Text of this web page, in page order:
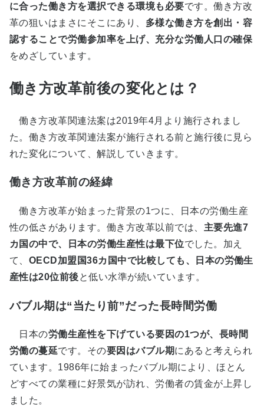
に合った働き方を選択できる環境も必要です。働き方改
革の狙いはまさにそこにあり、 多様な働き方を創出・容
認することで労働参加率を上げ、充分な労働人口の確保
をめざしています。
働き方改革前後の変化とは？
働き方改革関連法案は2019年4月より施行されまし
た。働き方改革関連法案が施行される前と施行後に見ら
れた変化について、解説していきます。
働き方改革前の経緯
働き方改革が始まった背景の1つに、日本の労働生産
性の低さがあります。働き方改革以前では、 主要先進7
カ国の中で、日本の労働生産性は最下位でした。加え
て、 OECD加盟国36カ国中で比較しても、日本の労働生
産性は20位前後と低い水準が続いています。
バブル期は“当たり前”だった長時間労働
日本の労働生産性を下げている要因の1つが、長時間
労働の蔓延です。その要因はバブル期にあると考えられ
ています。1986年に始まったバブル期により、ほとん
どすべての業種に好景気が訪れ、労働者の賃金が上昇し
ました。